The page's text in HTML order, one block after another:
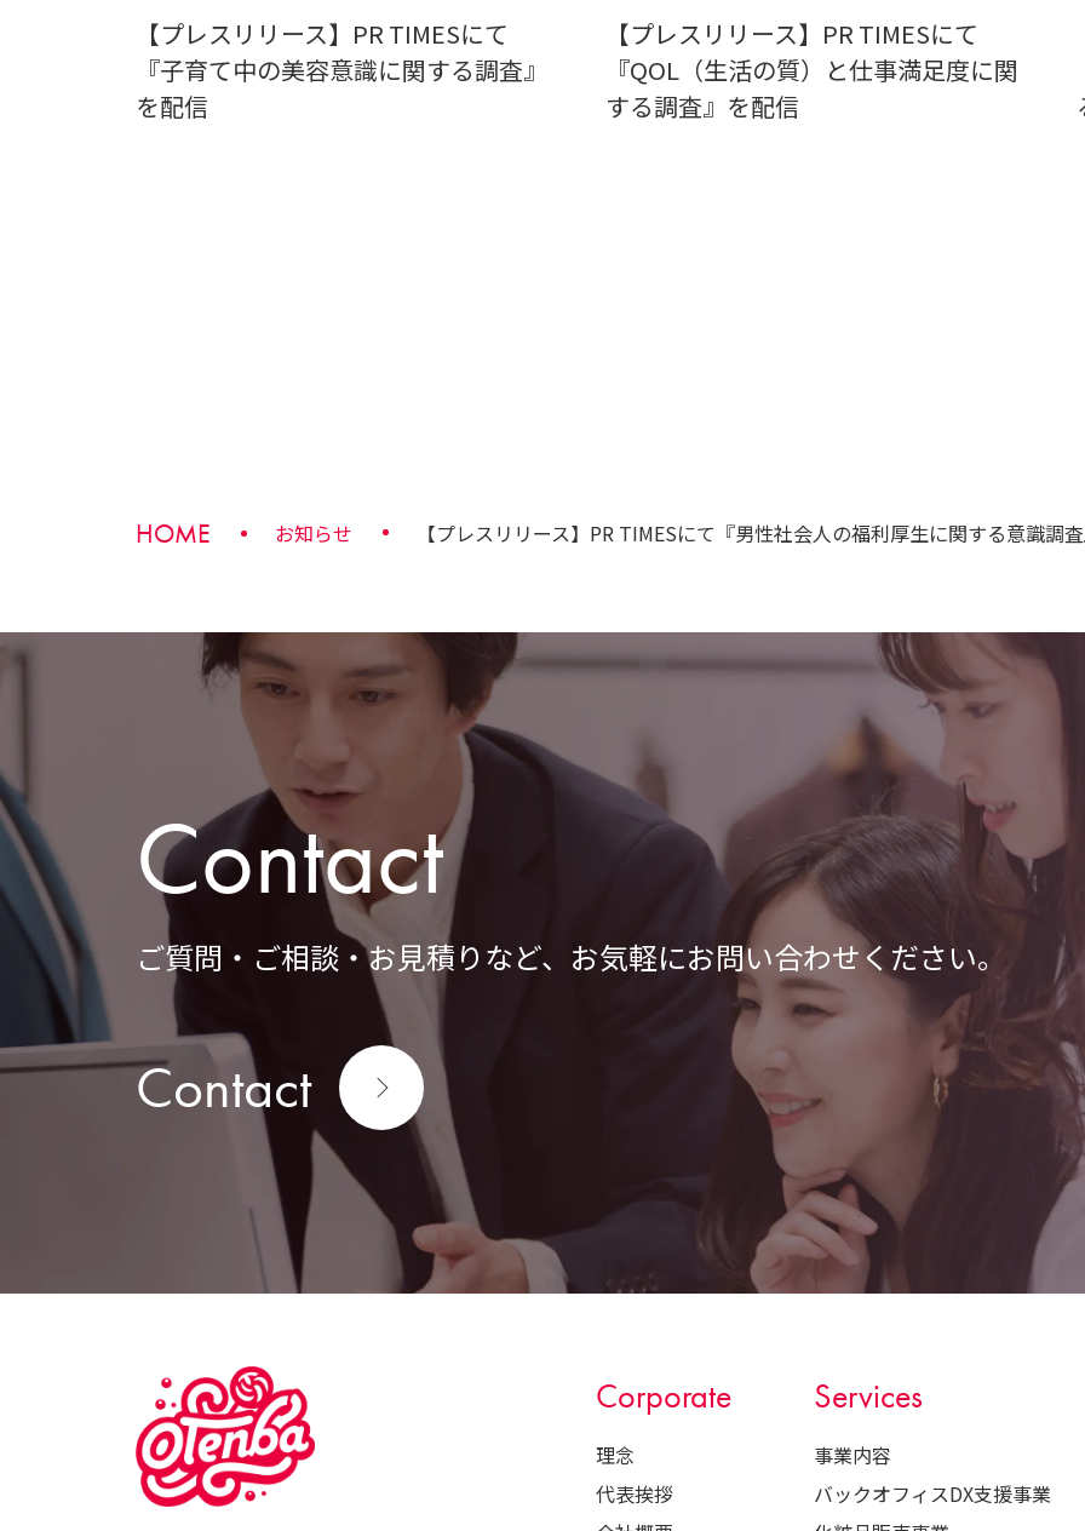
【プレスリリース】PR TIMESにて
『子育て中の美容意識に関する調査』
を配信
【プレスリリース】PR TIMESにて
『QOL（生活の質）と仕事満足度に関
する調査』を配信
Contact
ご質問・ご相談・お見積りなど、 お気軽にお問い合わせください。
Contact
Corporate
理念
代表挨拶
Services
事業内容
バックオフィスDX支援事業